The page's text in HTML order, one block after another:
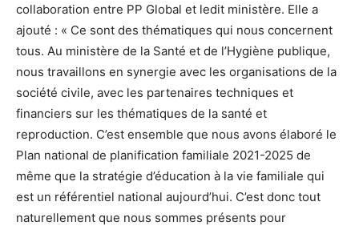
collaboration entre PP Global et ledit ministère. Elle a
ajouté : « Ce sont des thématiques qui nous concernent
tous. Au ministère de la Santé et de l’Hygiène publique,
nous travaillons en synergie avec les organisations de la
société civile, avec les partenaires techniques et
financiers sur les thématiques de la santé et
reproduction. C’est ensemble que nous avons élaboré le
Plan national de planification familiale 2021-2025 de
même que la stratégie d’éducation à la vie familiale qui
est un référentiel national aujourd’hui. C’est donc tout
naturellement que nous sommes présents pour